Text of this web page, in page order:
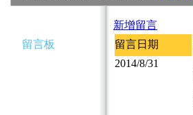
留言板
新增留言
留言日期
2014/8/31